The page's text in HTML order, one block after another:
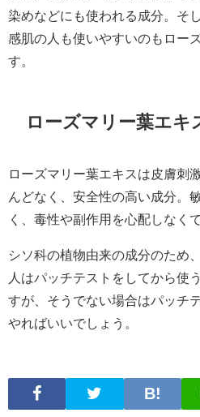
染めなどにも使われる成分。そ
感肌の人も使いやすいのもロー
す。
ローズマリー葉エキ
ローズマリー葉エキスは皮膚刺
んどなく、安全性の高い成分。
く、毒性や副作用を心配しなく
シソ科の植物由来の成分のため
人はパッチテストをしてから使
すが、そうでない場合はパッチ
やればいいでしょう。